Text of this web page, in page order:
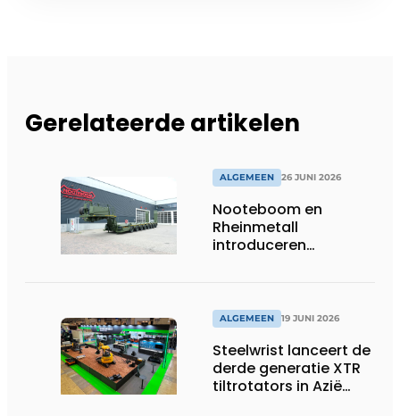
Gerelateerde artikelen
ALGEMEEN 26 JUNI 2026
Nooteboom en
Rheinmetall
introduceren
ALGEMEEN 19 JUNI 2026
Steelwrist lanceert de
derde generatie XTR
tiltrotators in Azië